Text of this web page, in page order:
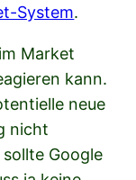
System.
Market
kann.
neue
nicht
Google